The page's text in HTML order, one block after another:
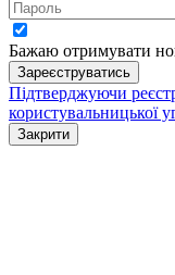
Бажаю отримувати
Зареєструватись
Підтверджуючи
користувальницької
Закрити